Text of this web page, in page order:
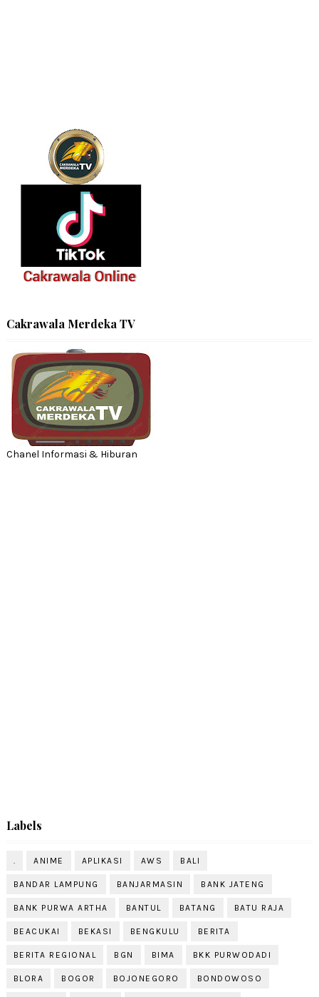
Cakrawala Merdeka TV
Chanel Informasi & Hiburan
Labels
. ANIME APLIKASI AWS BALI
BANDAR LAMPUNG BANJARMASIN BANK JATENG
BANK PURWA ARTHA BANTUL BATANG BATU RAJA
BEACUKAI BEKASI BENGKULU BERITA
BERITA REGIONAL BGN BIMA BKK PURWODADI
BLORA BOGOR BOJONEGORO BONDOWOSO